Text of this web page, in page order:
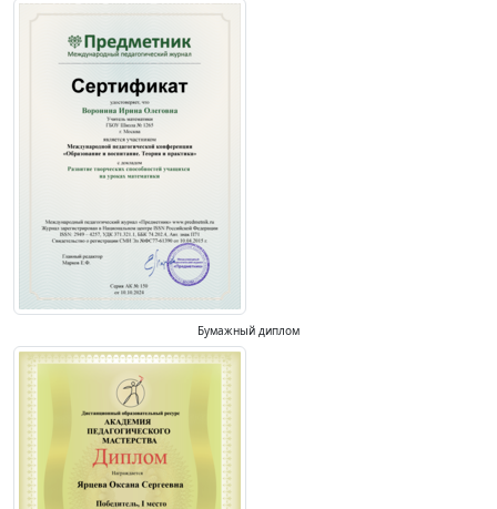
Бумажный диплом